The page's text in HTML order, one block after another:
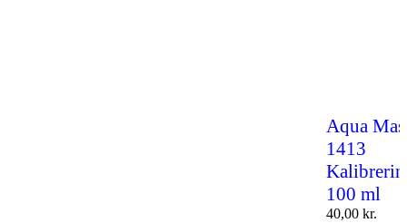
Aqua
1413
100 ml
40,00 kr.